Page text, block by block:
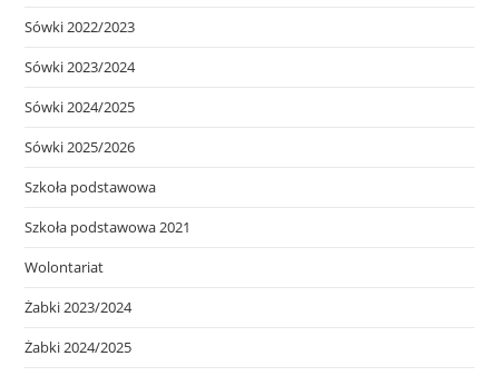
Sówki 2022/2023
Sówki 2023/2024
Sówki 2024/2025
Sówki 2025/2026
Szkoła podstawowa
Szkoła podstawowa 2021
Wolontariat
Żabki 2023/2024
Żabki 2024/2025